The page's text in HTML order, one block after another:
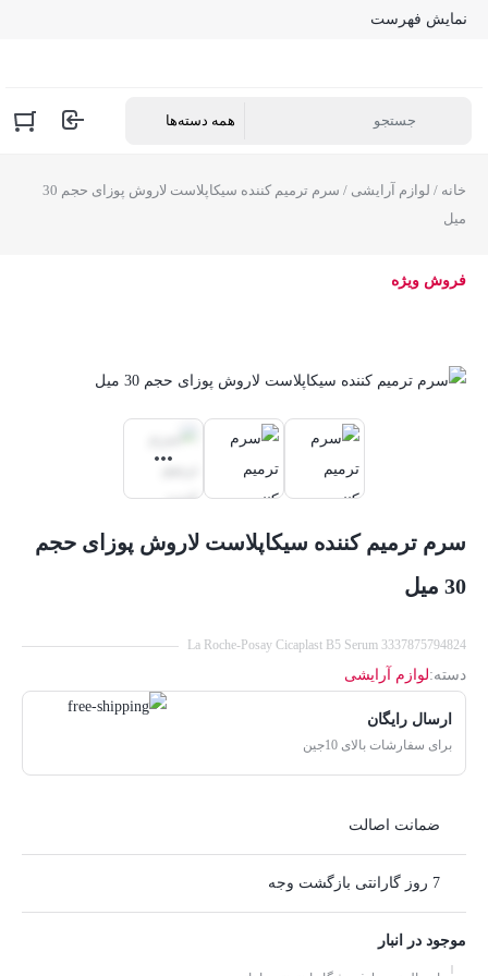
نمایش فهرست
خانه / لوازم آرایشی
/ سرم ترمیم کننده سیکاپلاست لاروش پوزای حجم 30
میل
فروش ویژه
سرم ترمیم کننده سیکاپلاست لاروش پوزای حجم
30 میل
La Roche-Posay Cicaplast B5 Serum 3337875794824
دسته:لوازم آرایشی
ارسال رایگان
برای سفارشات بالای 10جین
ضمانت اصالت
7 روز گارانتی بازگشت وجه
موجود در انبار